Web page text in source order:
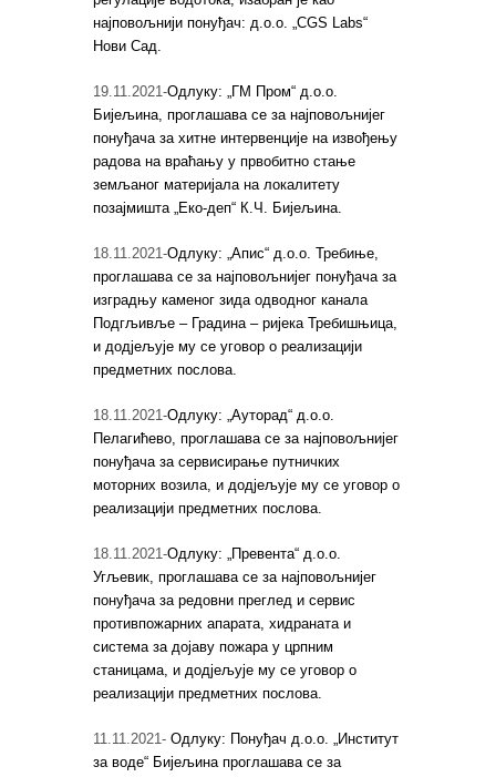
најповољнији понуђач: д.о.о. „CGS Labs“
Нови Сад.
19.11.2021-Одлуку: „ГМ Пром“ д.о.о.
Бијељина, проглашава се за најповољнијег
понуђача за хитне интервенције на извођењу
радова на враћању у првобитно стање
земљаног материјала на локалитету
позајмишта „Еко-деп“ К.Ч. Бијељина.
18.11.2021-Одлуку: „Апис“ д.о.о. Требиње,
проглашава се за најповољнијег понуђача за
изградњу каменог зида одводног канала
Подгљивље – Градина – ријека Требишњица,
и додјељује му се уговор о реализацији
предметних послова.
18.11.2021-Одлуку: „Ауторад“ д.о.о.
Пелагићево, проглашава се за најповољнијег
понуђача за сервисирање путничких
моторних возила, и додјељује му се уговор о
реализацији предметних послова.
18.11.2021-Одлуку: „Превента“ д.о.о.
Угљевик, проглашава се за најповољнијег
понуђача за редовни преглед и сервис
противпожарних апарата, хидраната и
система за дојаву пожара у црпним
станицама, и додјељује му се уговор о
реализацији предметних послова.
11.11.2021- Одлуку: Понуђач д.о.о. „Институт
за воде“ Бијељина проглашава се за